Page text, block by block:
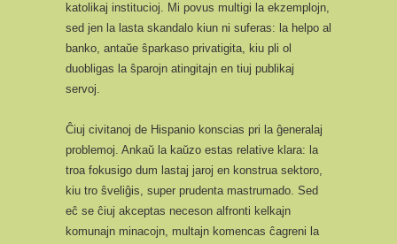
katolikaj institucioj. Mi povus multigi la ekzemplojn,
sed jen la lasta skandalo kiun ni suferas: la helpo al
banko, antaŭe ŝparkaso privatigita, kiu pli ol
duobligas la ŝparojn atingitajn en tiuj publikaj
servoj.
Ĉiuj civitanoj de Hispanio konscias pri la ĝeneralaj
problemoj. Ankaŭ la kaŭzo estas relative klara: la
troa fokusigo dum lastaj jaroj en konstrua sektoro,
kiu tro ŝveliĝis, super prudenta mastrumado. Sed
eĉ se ĉiuj akceptas neceson alfronti kelkajn
komunajn minacojn, multajn komencas ĉagreni la